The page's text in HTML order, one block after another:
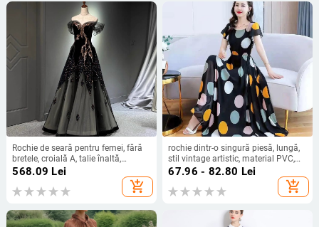
Rochie de seară pentru femei, fără
bretele, croială A, talie înaltă,
mâneci 3/4, fustă lungă
568.09 Lei
add_shopping_cart
rochie dintr-o singură piesă, lungă,
stil vintage artistic, material PVC,
decolteu rotund, mâneci scurte,
67.96 - 82.80 Lei
add_shopping_cart